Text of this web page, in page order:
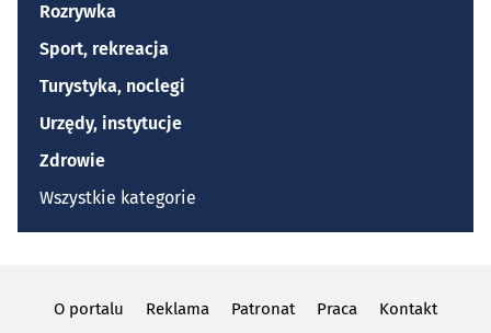
Rozrywka
Sport, rekreacja
Turystyka, noclegi
Urzędy, instytucje
Zdrowie
Wszystkie kategorie
O portalu Reklama Patronat Praca
Kontakt